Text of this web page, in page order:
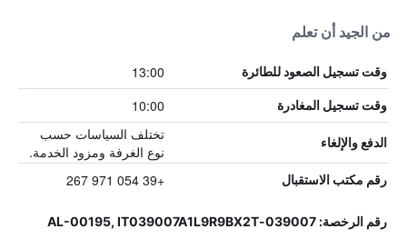
من الجيد أن تعلم
وقت تسجيل الصعود للطائرة 13:00
وقت تسجيل المغادرة 10:00
الدفع والإلغاء
تختلف السياسات حسب
نوع الغرفة ومزود الخدمة.
رقم مكتب الاستقبال +39 054 971 267
رقم الرخصة: 039007-AL-00195, IT039007A1L9R9BX2T